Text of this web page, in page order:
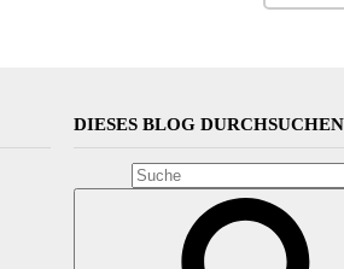
DIESES BLOG DURCHSUCHEN